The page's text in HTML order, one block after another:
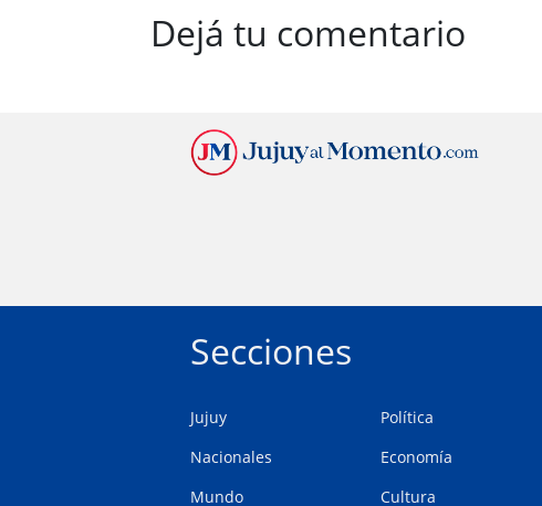
Dejá tu comentario
Secciones
Jujuy
Nacionales
Mundo
Política
Economía
Cultura